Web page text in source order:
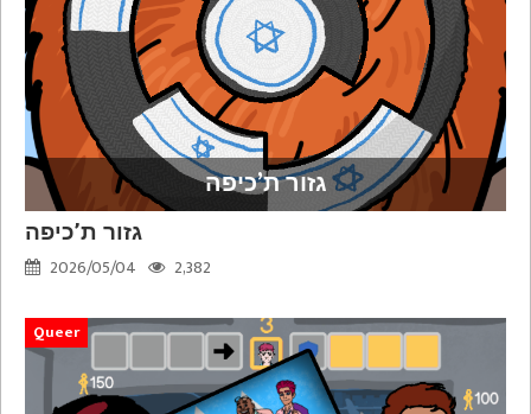
גזור ת’כיפה
גזור ת’כיפה
2026/05/04
2,382
Queer